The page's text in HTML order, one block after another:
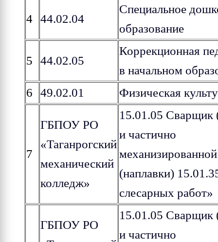
4 44.02.04
Специальное
образование
5 44.02.05
Коррекционная
в начальном
6
49.02.01 Физическая
7
ГБПОУ РО
«Таганрогский
механический
колледж»
15.01.05 Сварщик
и частично
(наплавки)
слесарных работ»
ГБПОУ РО
15.01.05 Сварщик
и частично